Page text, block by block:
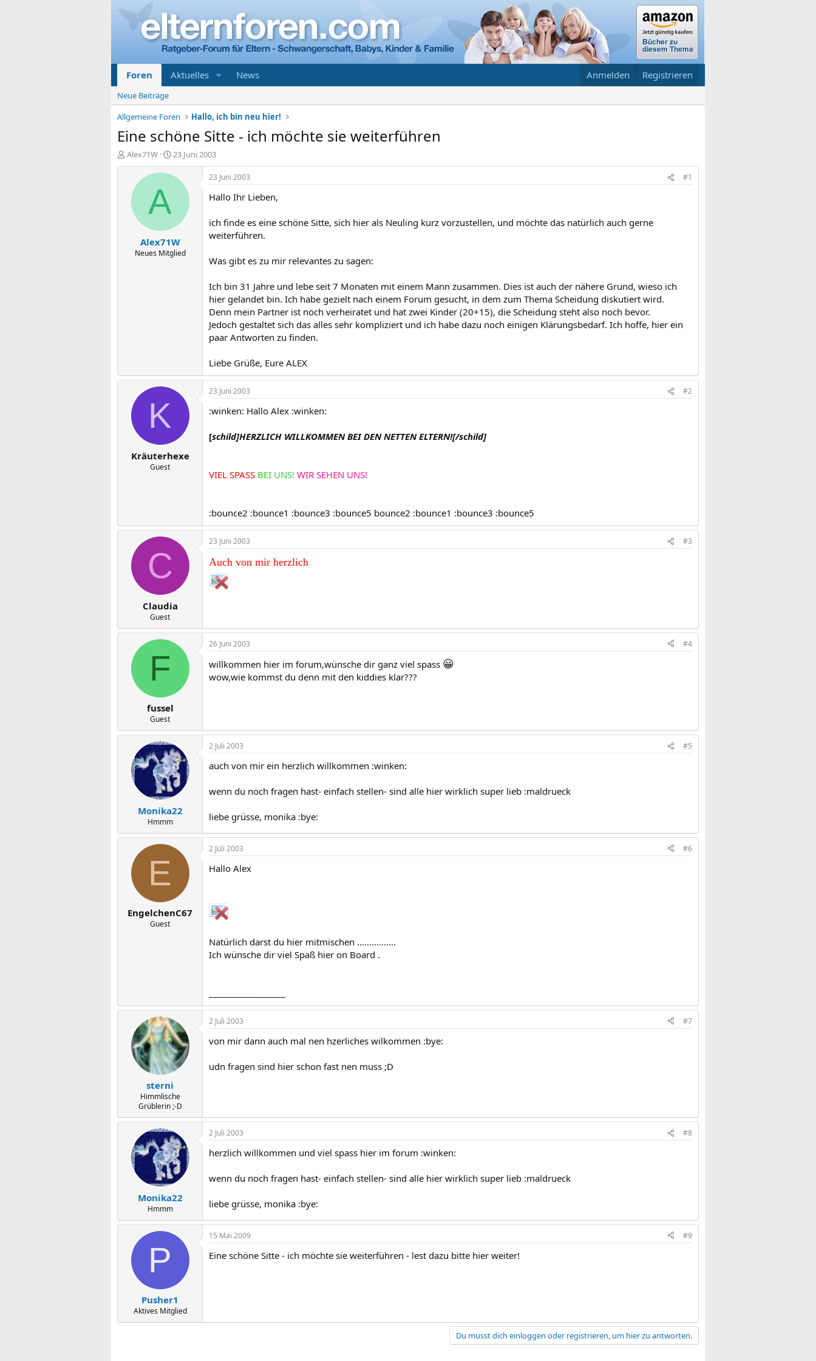
Foren Aktuelles News Anmelden Registrieren
Neue Beiträge
Allgemeine Foren
Hallo, ich bin neu hier!
Eine schöne Sitte - ich möchte sie weiterführen
E
r
Alex71W
E
r
s
t
a
m
23 Juni 2003
A
Alex71W
Neues Mitglied
23 Juni 2003 #1
Hallo Ihr Lieben,
ich finde es eine schöne Sitte, sich hier als Neuling kurz vorzustellen, und möchte das natürlich auch gerne
weiterführen.
Was gibt es zu mir relevantes zu sagen:
Ich bin 31 Jahre und lebe seit 7 Monaten mit einem Mann zusammen. Dies ist auch der nähere Grund, wieso ich
hier gelandet bin. Ich habe gezielt nach einem Forum gesucht, in dem zum Thema Scheidung diskutiert wird.
Denn mein Partner ist noch verheiratet und hat zwei Kinder (20+15), die Scheidung steht also noch bevor.
Jedoch gestaltet sich das alles sehr kompliziert und ich habe dazu noch einigen Klärungsbedarf. Ich hoffe, hier ein
paar Antworten zu finden.
Liebe Grüße, Eure ALEX
K
Kräuterhexe
Guest
23 Juni 2003 #2
:winken: Hallo Alex :winken:
[schild]HERZLICH WILLKOMMEN BEI DEN NETTEN ELTERN![/schild]
VIEL SPASS BEI UNS! WIR SEHEN UNS!
:bounce2 :bounce1 :bounce3 :bounce5 bounce2 :bounce1 :bounce3 :bounce5
C
Claudia
Guest
23 Juni 2003 #3
Auch von mir herzlich
F
fussel
Guest
26 Juni 2003 #4
willkommen hier im forum,wünsche dir ganz viel spass 😀
wow,wie kommst du denn mit den kiddies klar???
Monika22
Hmmm
2 Juli 2003 #5
auch von mir ein herzlich willkommen :winken:
wenn du noch fragen hast- einfach stellen- sind alle hier wirklich super lieb :maldrueck
liebe grüsse, monika :bye:
E
EngelchenC67
Guest
2 Juli 2003 #6
Hallo Alex
Natürlich darst du hier mitmischen ................
Ich wünsche dir viel Spaß hier on Board .
sterni
Himmlische
Grüblerin ;-D
2 Juli 2003 #7
von mir dann auch mal nen hzerliches wilkommen :bye:
udn fragen sind hier schon fast nen muss ;D
Monika22
Hmmm
2 Juli 2003 #8
herzlich willkommen und viel spass hier im forum :winken:
wenn du noch fragen hast- einfach stellen- sind alle hier wirklich super lieb :maldrueck
liebe grüsse, monika :bye:
P
Pusher1
Aktives Mitglied
15 Mai 2009 #9
Eine schöne Sitte - ich möchte sie weiterführen - lest dazu bitte hier weiter!
Du musst dich einloggen oder registrieren, um hier zu antworten.